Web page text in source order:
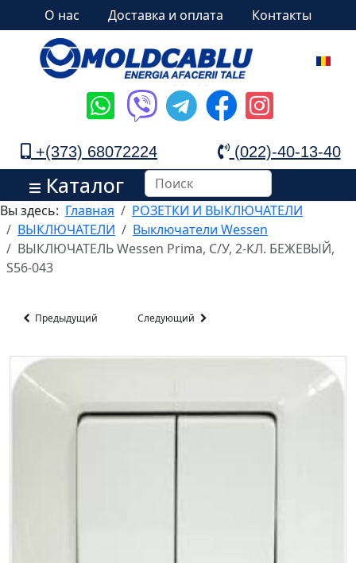
О нас Доставка и оплата Контакты
+(373) 68072224 (022)-40-13-40
Каталог
Вы здесь: Главная
РОЗЕТКИ И ВЫКЛЮЧАТЕЛИ
ВЫКЛЮЧАТЕЛИ
Выключатели Wessen
ВЫКЛЮЧАТЕЛЬ Wessen Prima, С/У, 2-КЛ. БЕЖЕВЫЙ,
S56-043
Предыдущий Следующий